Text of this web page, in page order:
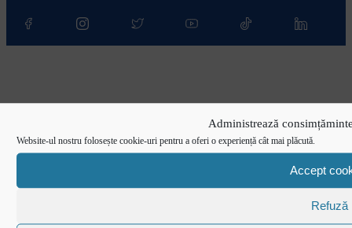
Administrează
Website-ul nostru folosește cookie-uri pentru a oferi o experiență cât mai plăcută.
Accept
Refuză